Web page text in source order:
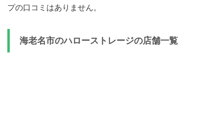
プの口コミはありません。
海老名市のハローストレージの店舗一覧